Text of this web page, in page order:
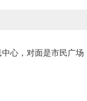
心，对面是市民广场